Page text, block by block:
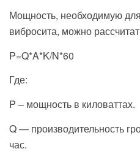
Мощность, необходимую
вибросита, можно
P=Q*A*K/N*60
Где:
P – мощность в киловаттах.
Q — производительность
час.